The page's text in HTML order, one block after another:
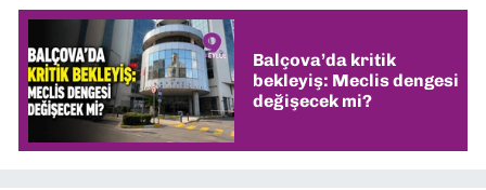
Balçova’da kritik
bekleyiş: Meclis dengesi
değişecek mi?